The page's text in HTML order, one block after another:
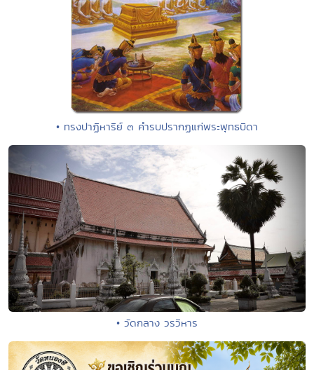
• ทรงปาฏิหาริย์ ๓ คำรบปรากฏแก่พระพุทธบิดา
• วัดกลาง วรวิหาร